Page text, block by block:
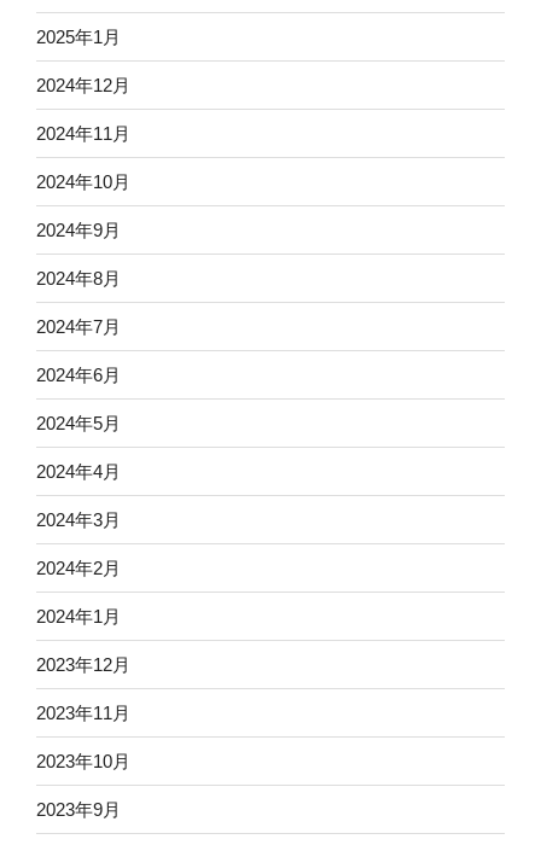
2025年1月
2024年12月
2024年11月
2024年10月
2024年9月
2024年8月
2024年7月
2024年6月
2024年5月
2024年4月
2024年3月
2024年2月
2024年1月
2023年12月
2023年11月
2023年10月
2023年9月